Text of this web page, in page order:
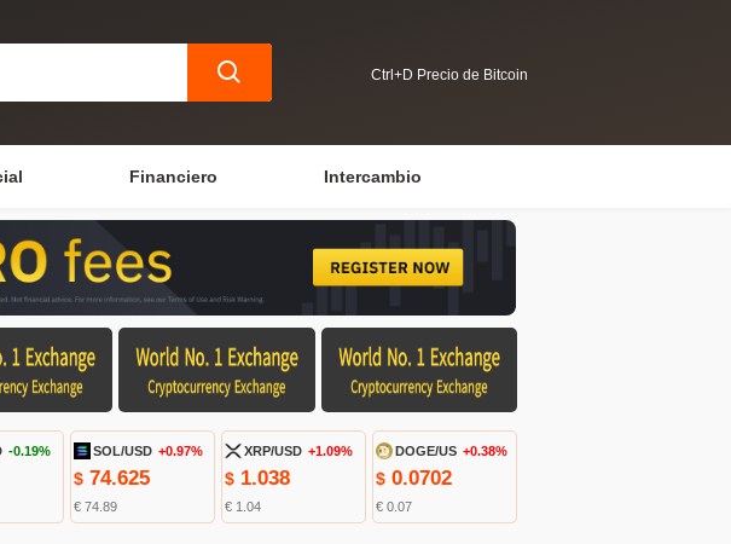
Ctrl+D Precio de Bitcoin
Financiero Intercambio
-0.19% SOL/USD +0.97%
$ 74.625
€ 74.89
XRP/USD +1.09%
$ 1.038
€ 1.04
DOGE/US +0.38%
$ 0.0702
€ 0.07